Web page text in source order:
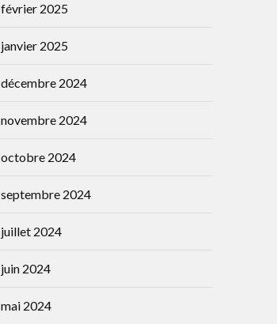
février 2025
janvier 2025
décembre 2024
novembre 2024
octobre 2024
septembre 2024
juillet 2024
juin 2024
mai 2024